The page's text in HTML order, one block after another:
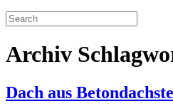
Archiv
Dach aus